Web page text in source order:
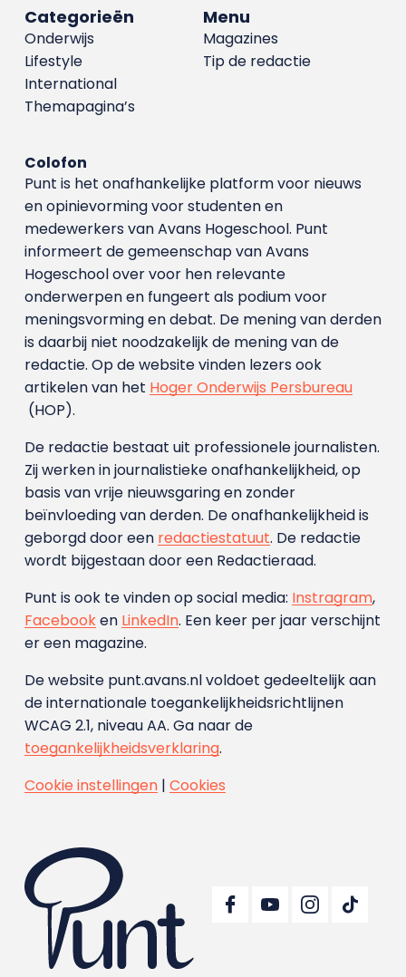
Menu
Magazines
Tip de redactie
Categorieën
Onderwijs
Lifestyle
International
Themapagina’s
Colofon
Punt is het onafhankelijke platform voor nieuws
en opinievorming voor studenten en
medewerkers van Avans Hoge­school. Punt
informeert de gemeenschap van Avans
Hogeschool over voor hen relevante
onderwerpen en fungeert als podium voor
meningsvorming en debat. De mening van derden
is daarbij niet noodzakelijk de mening van de
redactie. Op de website vinden lezers ook
artikelen van het Hoger Onderwijs Persbureau
(HOP).
De redactie bestaat uit professionele journalisten.
Zij werken in journalistieke onafhankelijkheid, op
basis van vrije nieuwsgaring en zonder
beïnvloeding van derden. De onafhankelijkheid is
geborgd door een redactiestatuut. De redactie
wordt bijgestaan door een Redactieraad.
Punt is ook te vinden op social media: Instragram,
Facebooken LinkedIn. Een keer per jaar verschijnt
er een magazine.
De website punt.avans.nl voldoet gedeeltelijk aan
de internationale toegankelijkheidsrichtlijnen
WCAG 2.1, niveau AA. Ga naar de
toegankelijkheidsverklaring.
Cookie instellingen| Cookies